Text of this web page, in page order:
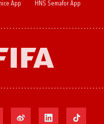
App HNS Semafor App